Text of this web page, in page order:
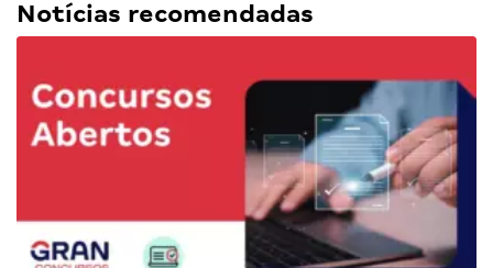
Notícias recomendadas